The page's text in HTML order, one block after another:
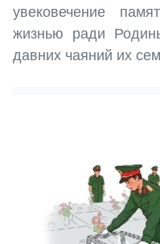
увековечение
жизнью ради
давних чаяний их